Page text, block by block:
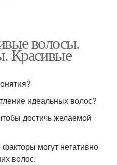
волосы.
Красивые
идеальных волос?
достичь желаемой
могут негативно
волос.